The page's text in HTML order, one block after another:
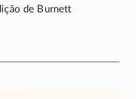
de Burnett